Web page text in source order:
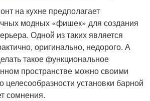
на кухне предполагает
модных «фишек» для создания
Одной из таких является
оригинально, недорого. А
такое функциональное
пространстве можно своими
целесообразности установки барной
сомнения.